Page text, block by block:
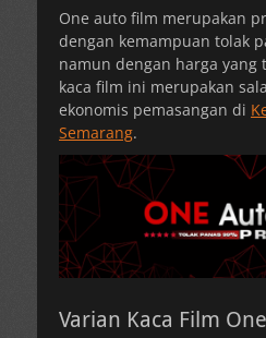
One auto film merupakan
dengan kemampuan tolak
namun dengan harga yang
kaca film ini merupakan
ekonomis pemasangan di
Semarang.
Varian Kaca Film